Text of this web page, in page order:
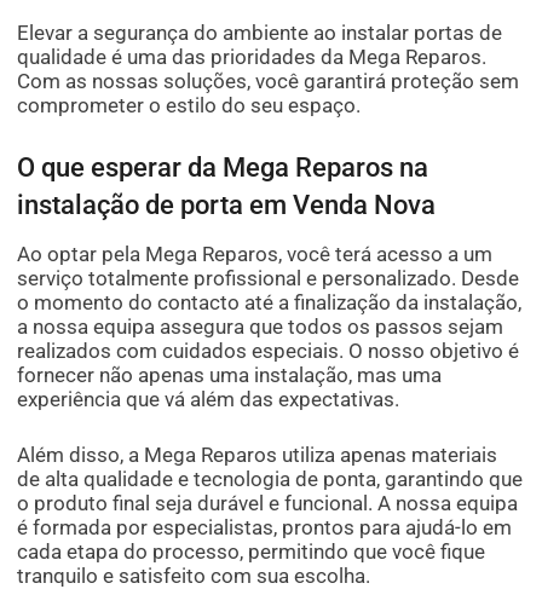
Elevar a segurança do ambiente ao instalar portas de
qualidade é uma das prioridades da Mega Reparos.
Com as nossas soluções, você garantirá proteção sem
comprometer o estilo do seu espaço.
O que esperar da Mega Reparos na
instalação de porta em Venda Nova
Ao optar pela Mega Reparos, você terá acesso a um
serviço totalmente profissional e personalizado. Desde
o momento do contacto até a finalização da instalação,
a nossa equipa assegura que todos os passos sejam
realizados com cuidados especiais. O nosso objetivo é
fornecer não apenas uma instalação, mas uma
experiência que vá além das expectativas.
Além disso, a Mega Reparos utiliza apenas materiais
de alta qualidade e tecnologia de ponta, garantindo que
o produto final seja durável e funcional. A nossa equipa
é formada por especialistas, prontos para ajudá-lo em
cada etapa do processo, permitindo que você fique
tranquilo e satisfeito com sua escolha.